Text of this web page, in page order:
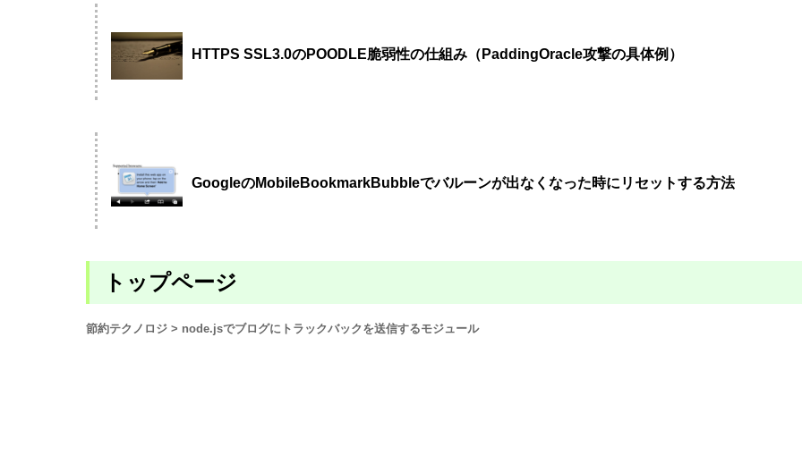
HTTPS SSL3.0のPOODLE脆弱性の仕組み（PaddingOracle攻撃の具体例）
GoogleのMobileBookmarkBubbleでバルーンが出なくなった時にリセットする方法
トップページ
節約テクノロジ > node.jsでブログにトラックバックを送信するモジュール